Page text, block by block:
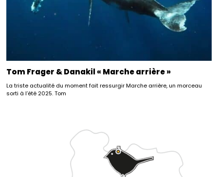
Tom Frager & Danakil « Marche arrière »
La triste actualité du moment fait ressurgir Marche arrière, un morceau
sorti à l’été 2025. Tom